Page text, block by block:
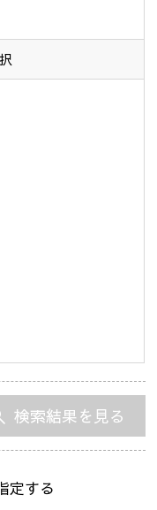
検索結果を見る
定する